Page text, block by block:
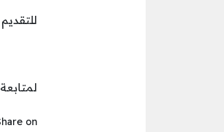
on ...